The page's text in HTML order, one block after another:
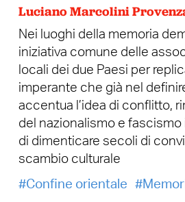
Luciano Marcolini
Nei luoghi della memoria
iniziativa comune delle
locali dei due Paesi per
imperante che già nel
accentua l’idea di conflitto,
del nazionalismo e
di dimenticare secoli di
scambio culturale
Confine orientale